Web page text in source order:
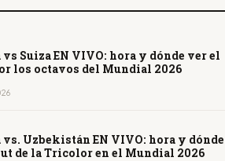
Suiza EN VIVO: hora y dónde ver el
los octavos del Mundial 2026
Uzbekistán EN VIVO: hora y dónde
de la Tricolor en el Mundial 2026